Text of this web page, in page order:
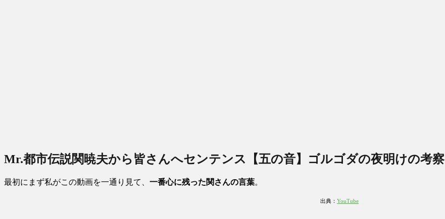
Mr.都市伝説関暁夫から皆さんへセンテンス【五の音】ゴルゴダの夜明けの考察
最初にまず私がこの動画を一通り見て、 一番心に残った関さんの言葉。
出典： YouTube